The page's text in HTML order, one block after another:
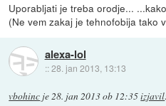
Uporabljati je treba orodje...
(Ne vem zakaj je tehnofobija tako
alexa-lol
::28. jan 2013, 13:13
vbohinc je28. jan 2013 ob 12:35izjavil